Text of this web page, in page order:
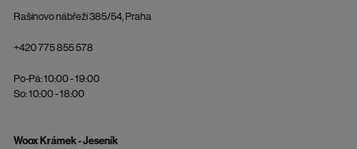
Rašínovo nábřeží 385/54, Praha
+420 775 855 578
Po-Pá: 10:00 - 19:00
So: 10:00 - 18:00
Woox Krámek - Jeseník